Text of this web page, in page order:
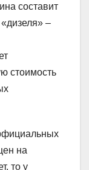
составит
–
стоимость
на
то у